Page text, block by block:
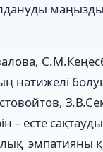
нəтижелі
– есте